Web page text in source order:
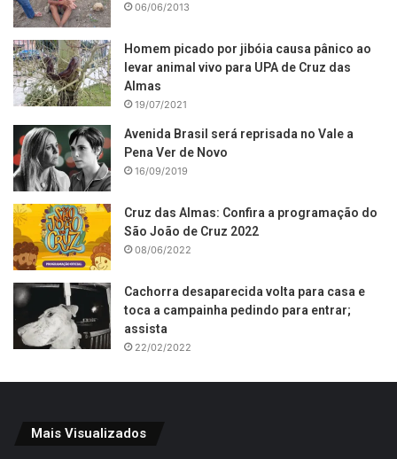
06/06/2013
Homem picado por jibóia causa pânico ao
levar animal vivo para UPA de Cruz das
Almas
19/07/2021
Avenida Brasil será reprisada no Vale a
Pena Ver de Novo
16/09/2019
Cruz das Almas: Confira a programação do
São João de Cruz 2022
08/06/2022
Cachorra desaparecida volta para casa e
toca a campainha pedindo para entrar;
assista
22/02/2022
Mais Visualizados